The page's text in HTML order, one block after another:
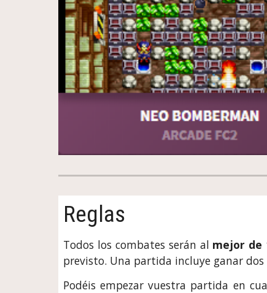
Reglas
Todos los combates serán al mejor de
previsto. Una partida incluye ganar
Podéis empezar vuestra partida en